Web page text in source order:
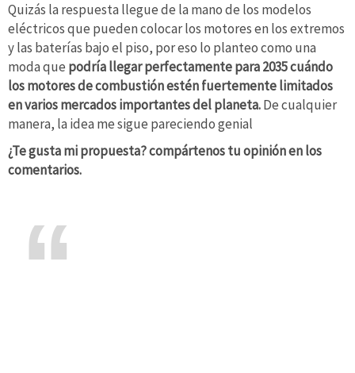
Quizás la respuesta llegue de la mano de los modelos
eléctricos que pueden colocar los motores en los extremos
y las baterías bajo el piso, por eso lo planteo como una
moda que podría llegar perfectamente para 2035 cuándo
los motores de combustión estén fuertemente limitados
en varios mercados importantes del planeta.De cualquier
manera, la idea me sigue pareciendo genial
¿Te gusta mi propuesta? compártenos tu opinión en los
comentarios.